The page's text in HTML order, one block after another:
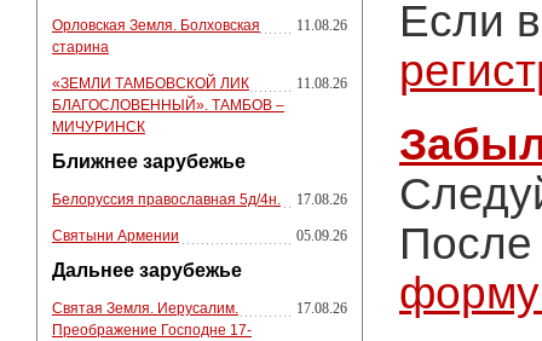
Орловская Земля. Болховская
старина
11.08.26
«ЗЕМЛИ ТАМБОВСКОЙ ЛИК
БЛАГОСЛОВЕННЫЙ». ТАМБОВ –
МИЧУРИНСК
11.08.26
Ближнее зарубежье
Белоруссия православная 5д/4н. 17.08.26
Святыни Армении 05.09.26
Дальнее зарубежье
Святая Земля. Иерусалим.
Преображение Господне 17-
17.08.26
Если
После